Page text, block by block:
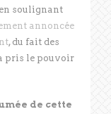
soulignant
annoncée
, du fait des
pris le pouvoir
de cette